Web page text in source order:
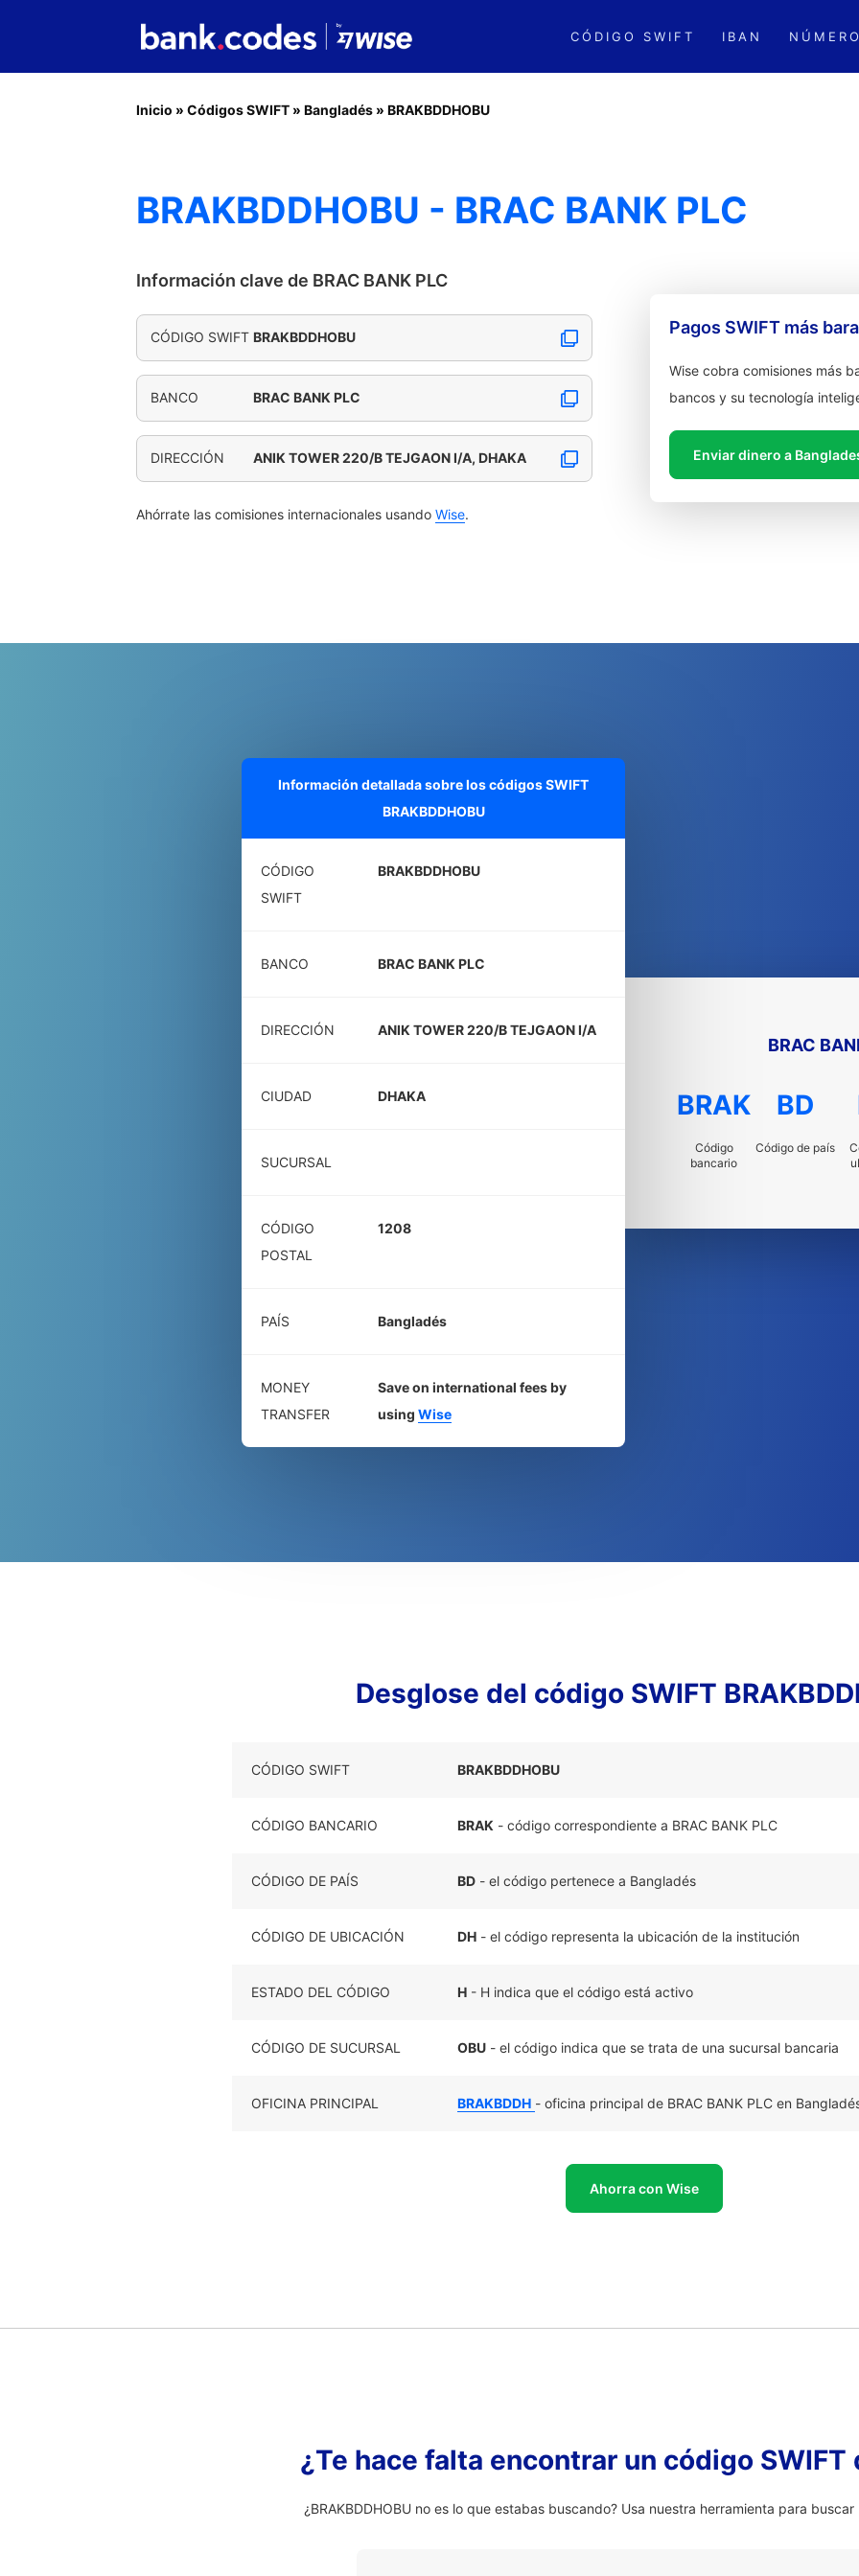
CÓDIGO SWIFT IBAN
Inicio » Códigos SWIFT » Bangladés » BRAKBDDHOBU
BRAKBDDHOBU - BRAC BANK PLC
Información clave de BRAC BANK PLC
CÓDIGO SWIFT BRAKBDDHOBU
BANCO BRAC BANK PLC
DIRECCIÓN ANIK TOWER 220/B TEJGAON I/A, DHAKA
Ahórrate las comisiones internacionales usando Wise.
Pagos SWIFT más
Wise cobra comisiones más
bancos y su tecnología
Enviar dinero a
Información detallada sobre los códigos SWIFT
BRAKBDDHOBU
CÓDIGO
SWIFT
BRAKBDDHOBU
BANCO BRAC BANK PLC
DIRECCIÓN ANIK TOWER 220/B TEJGAON I/A
CIUDAD DHAKA
SUCURSAL
CÓDIGO
POSTAL
1208
PAÍS Bangladés
MONEY
TRANSFER
Save on international fees by
using Wise
BRAC
BRAK
Código
bancario
BD
Código de país
Desglose del código SWIFT
CÓDIGO SWIFT BRAKBDDHOBU
CÓDIGO BANCARIO BRAK - código correspondiente a BRAC BANK PLC
CÓDIGO DE PAÍS BD - el código pertenece a Bangladés
CÓDIGO DE UBICACIÓN DH - el código representa la ubicación de la institución
ESTADO DEL CÓDIGO H - H indica que el código está activo
CÓDIGO DE SUCURSAL OBU - el código indica que se trata de una sucursal bancaria
OFICINA PRINCIPAL BRAKBDDH - oficina principal de BRAC BANK PLC en
Ahorra con Wise
¿Te hace falta encontrar un código
¿BRAKBDDHOBU no es lo que estabas buscando? Usa nuestra herramienta para